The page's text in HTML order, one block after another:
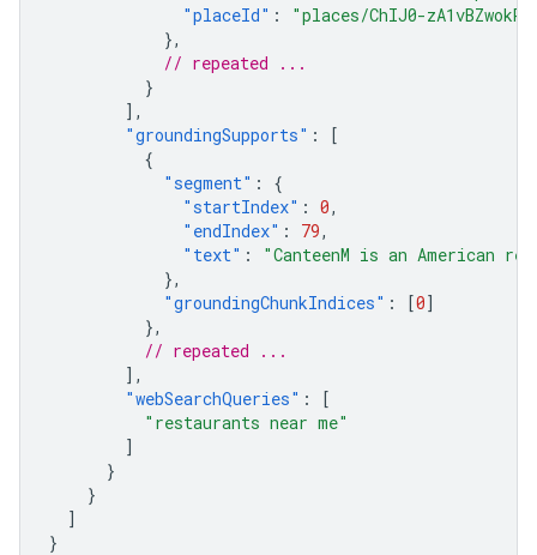
"placeId" :
"places/ChIJ0-
},
// repeated ...
}
],
"groundingSupports" :
[
{
"segment" :
{
"startIndex" : 0,
"endIndex" : 79,
"text" :
"CanteenM is an American
},
"groundingChunkIndices" : [0]
},
// repeated ...
],
"webSearchQueries" :
[
"restaurants near me"
]
}
}
]
}